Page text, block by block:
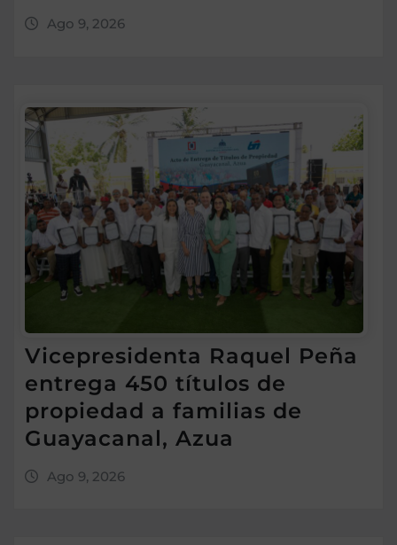
Ago 9, 2026
Vicepresidenta Raquel Peña
entrega 450 títulos de
propiedad a familias de
Guayacanal, Azua
Ago 9, 2026